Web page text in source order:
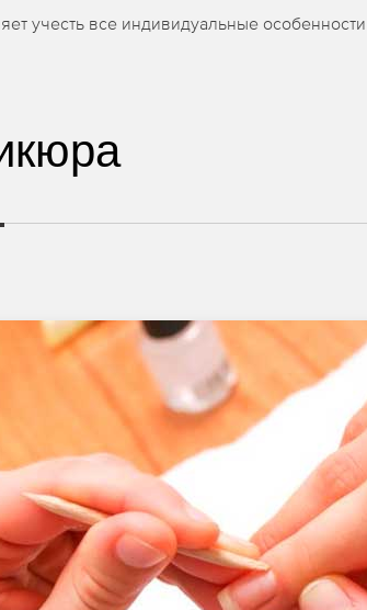
учесть все индивидуальные особенности